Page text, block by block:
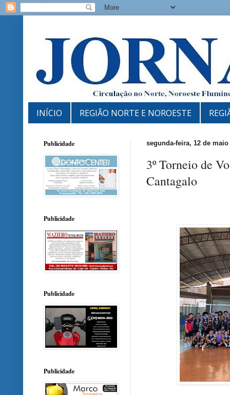
INÍCIO REGIÃO NORTE E NOROESTE
segunda-feira, 12 de maio
3º Torneio de
Cantagalo
Publicidade
Publicidade
Publicidade
Publicidade